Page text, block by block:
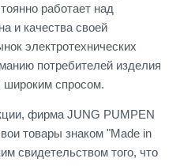
работает над
и качества своей
электротехнических
потребителей изделия
спросом.
фирма JUNG PUMPEN
товары знаком "Made in
свидетельством того, что